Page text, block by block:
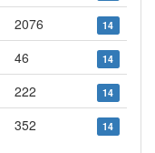
2076 14
46 14
222 14
352 14